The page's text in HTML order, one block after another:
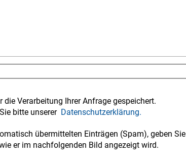
die Verarbeitung Ihrer Anfrage gespeichert.
bitte unserer Datenschutzerklärung.
übermittelten Einträgen (Spam), geben Sie
er im nachfolgenden Bild angezeigt wird.